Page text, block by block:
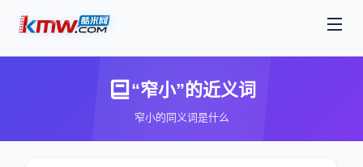
“窄小”的近义词
窄小的同义词是什么